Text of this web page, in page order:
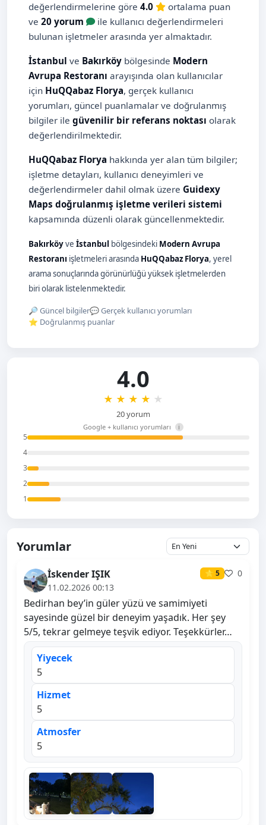
değerlendirmelerine göre 4.0
ortalama puan
ve 20 yorum
ile kullanıcı değerlendirmeleri
bulunan işletmeler arasında yer almaktadır.
İstanbul ve Bakırköy bölgesinde Modern
Avrupa Restoranı arayışında olan kullanıcılar
için HuQQabaz Florya, gerçek kullanıcı
yorumları, güncel puanlamalar ve doğrulanmış
bilgiler ile güvenilir bir referans noktası olarak
değerlendirilmektedir.
HuQQabaz Florya hakkında yer alan tüm bilgiler;
işletme detayları, kullanıcı deneyimleri ve
değerlendirmeler dahil olmak üzere Guidexy
Maps doğrulanmış işletme verileri sistemi
kapsamında düzenli olarak güncellenmektedir.
Bakırköyve İstanbul bölgesindeki Modern Avrupa
Restoranı işletmeleri arasında HuQQabaz Florya, yerel
arama sonuçlarında görünürlüğü yüksek işletmelerden
biri olarak listelenmektedir.
🔎 Güncel bilgiler💬 Gerçek kullanıcı yorumları
⭐ Doğrulanmış puanlar
5
4
3
2
1
4.0
★ ★ ★ ★ ★
20 yorum
Google + kullanıcı yorumları i
Yorumlar
İskender IŞIK ⭐ 5
0
11.02.2026 00:13
Bedirhan bey’in güler yüzü ve samimiyeti
sayesinde güzel bir deneyim yaşadık. Her şey
5/5, tekrar gelmeye teşvik ediyor. Teşekkürler…
Yiyecek
5
Hizmet
5
Atmosfer
5